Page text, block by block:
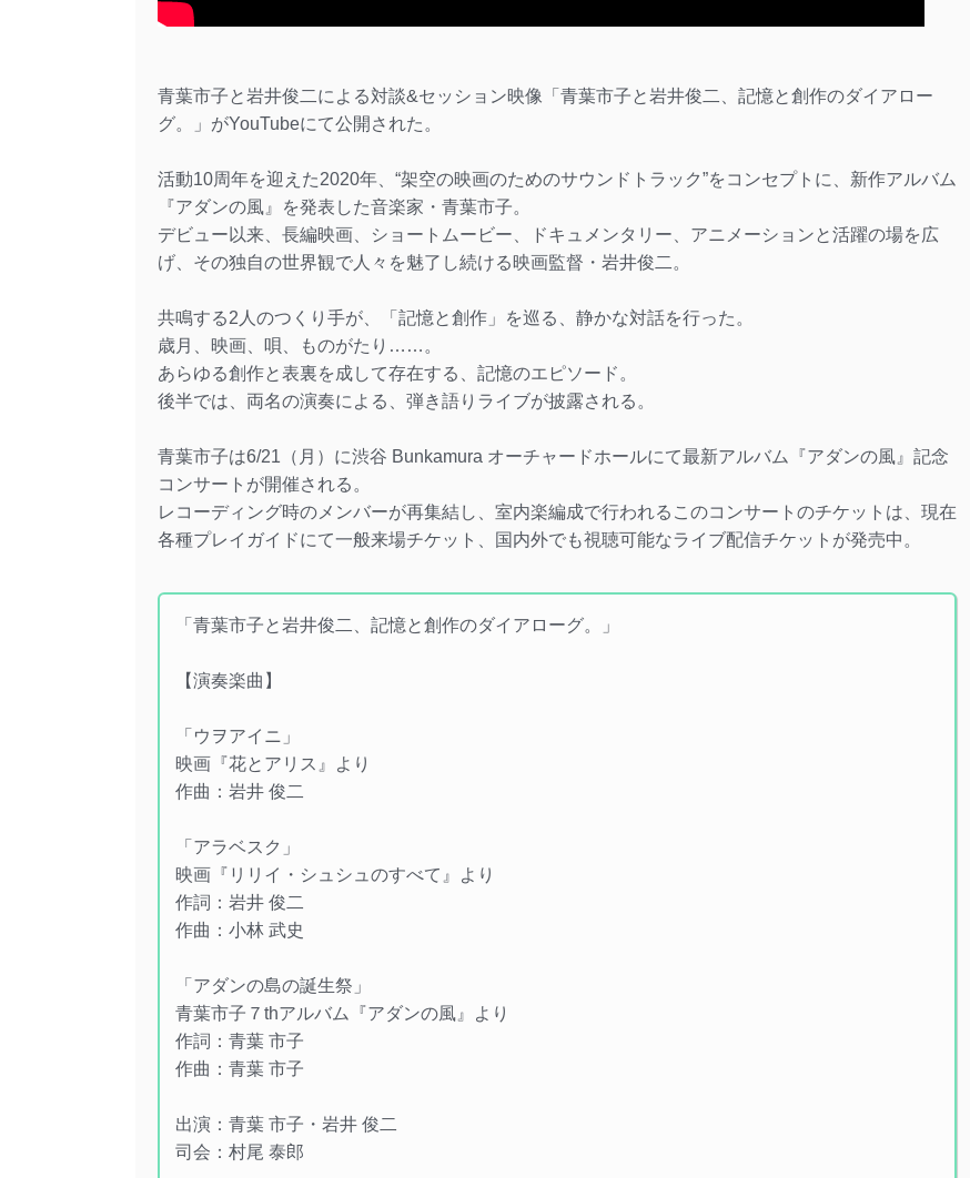
青葉市子と岩井俊二による対談&セッション映像「青葉市子と岩井俊二、記憶と創作のダイアロー
グ。」がYouTubeにて公開された。
活動10周年を迎えた2020年、“架空の映画のためのサウンドトラック”をコンセプトに、新作アルバム
『アダンの風』を発表した音楽家・青葉市子。
デビュー以来、長編映画、ショートムービー、ドキュメンタリー、アニメーションと活躍の場を広
げ、その独自の世界観で人々を魅了し続ける映画監督・岩井俊二。
共鳴する2人のつくり手が、「記憶と創作」を巡る、静かな対話を行った。
歳月、映画、唄、ものがたり……。
あらゆる創作と表裏を成して存在する、記憶のエピソード。
後半では、両名の演奏による、弾き語りライブが披露される。
青葉市子は6/21（月）に渋谷 Bunkamura オーチャードホールにて最新アルバム『アダンの風』記念
コンサートが開催される。
レコーディング時のメンバーが再集結し、室内楽編成で行われるこのコンサートのチケットは、現在
各種プレイガイドにて一般来場チケット、国内外でも視聴可能なライブ配信チケットが発売中。
「青葉市子と岩井俊二、記憶と創作のダイアローグ。」
【演奏楽曲】
「ウヲアイニ」
映画『花とアリス』より
作曲：岩井 俊二
「アラベスク」
映画『リリイ・シュシュのすべて』より
作詞：岩井 俊二
作曲：小林 武史
「アダンの島の誕生祭」
青葉市子７thアルバム『アダンの風』より
作詞：青葉 市子
作曲：青葉 市子
出演：青葉 市子・岩井 俊二
司会：村尾 泰郎